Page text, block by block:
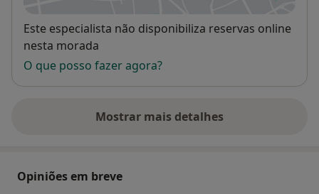
Disponibilidade
Este especialista não disponibiliza reservas online
nesta morada
O que posso fazer agora?
Mostrar mais detalhes
sobre o endereço
Opiniões em breve